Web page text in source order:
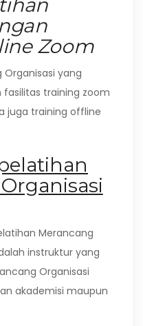
Zoom
yang
training zoom
juga training offline
Merancang
instruktur yang
Organisasi
akademisi maupun